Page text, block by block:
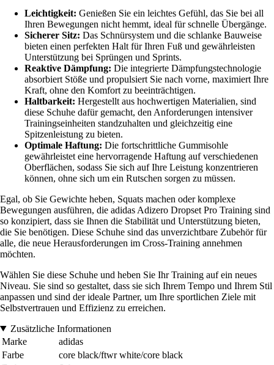
Leichtigkeit: Genießen Sie ein leichtes Gefühl, das Sie bei all
Ihren Bewegungen nicht hemmt, ideal für schnelle Übergänge.
Sicherer Sitz: Das Schnürsystem und die schlanke Bauweise
bieten einen perfekten Halt für Ihren Fuß und gewährleisten
Unterstützung bei Sprüngen und Sprints.
Reaktive Dämpfung: Die integrierte Dämpfungstechnologie
absorbiert Stöße und propulsiert Sie nach vorne, maximiert Ihre
Kraft, ohne den Komfort zu beeinträchtigen.
Haltbarkeit: Hergestellt aus hochwertigen Materialien, sind
diese Schuhe dafür gemacht, den Anforderungen intensiver
Trainingseinheiten standzuhalten und gleichzeitig eine
Spitzenleistung zu bieten.
Optimale Haftung: Die fortschrittliche Gummisohle
gewährleistet eine hervorragende Haftung auf verschiedenen
Oberflächen, sodass Sie sich auf Ihre Leistung konzentrieren
können, ohne sich um ein Rutschen sorgen zu müssen.
Egal, ob Sie Gewichte heben, Squats machen oder komplexe
Bewegungen ausführen, die adidas Adizero Dropset Pro Training sind
so konzipiert, dass sie Ihnen die Stabilität und Unterstützung bieten,
die Sie benötigen. Diese Schuhe sind das unverzichtbare Zubehör für
alle, die neue Herausforderungen im Cross-Training annehmen
möchten.
Wählen Sie diese Schuhe und heben Sie Ihr Training auf ein neues
Niveau. Sie sind so gestaltet, dass sie sich Ihrem Tempo und Ihrem Stil
anpassen und sind der ideale Partner, um Ihre sportlichen Ziele mit
Selbstvertrauen und Effizienz zu erreichen.
Zusätzliche Informationen
Marke
adidas
Farbe
core black/ftwr white/core black